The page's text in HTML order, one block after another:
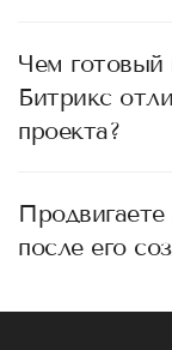
Чем готовый
Битрикс
проекта?
после его